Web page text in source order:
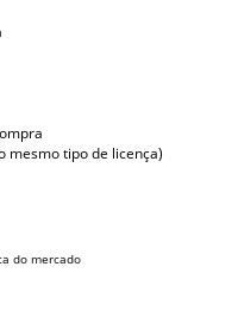
mesmo tipo de licença)
do mercado